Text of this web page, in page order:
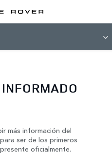
más información del
ser de los primeros
oficialmente.